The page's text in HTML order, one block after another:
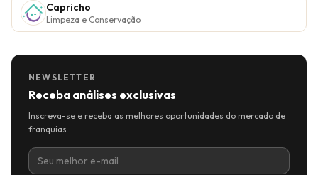
Capricho
Limpeza e Conservação
NEWSLETTER
Receba análises exclusivas
Inscreva-se e receba as melhores oportunidades do mercado de
franquias.